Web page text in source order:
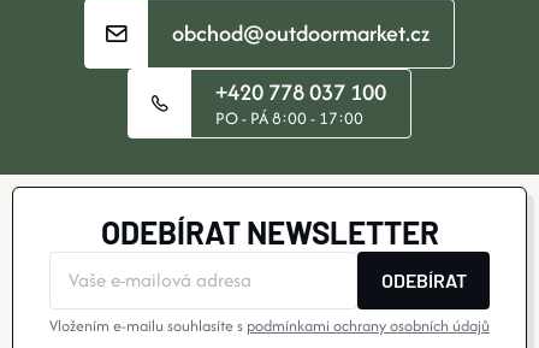
obchod@outdoormarket.cz
+420 778 037 100
PO - PÁ 8:00 - 17:00
ODEBÍRAT NEWSLETTER
ODEBÍRAT
Vložením e-mailu souhlasíte s podmínkami ochrany osobních údajů